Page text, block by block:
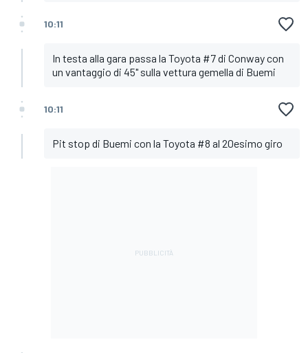
10:11
In testa alla gara passa la Toyota #7 di Conway con
un vantaggio di 45" sulla vettura gemella di Buemi
10:11
Pit stop di Buemi con la Toyota #8 al 20esimo giro